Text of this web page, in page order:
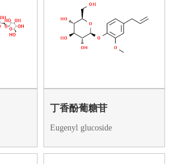
丁香酚葡糖苷
Eugenyl glucoside